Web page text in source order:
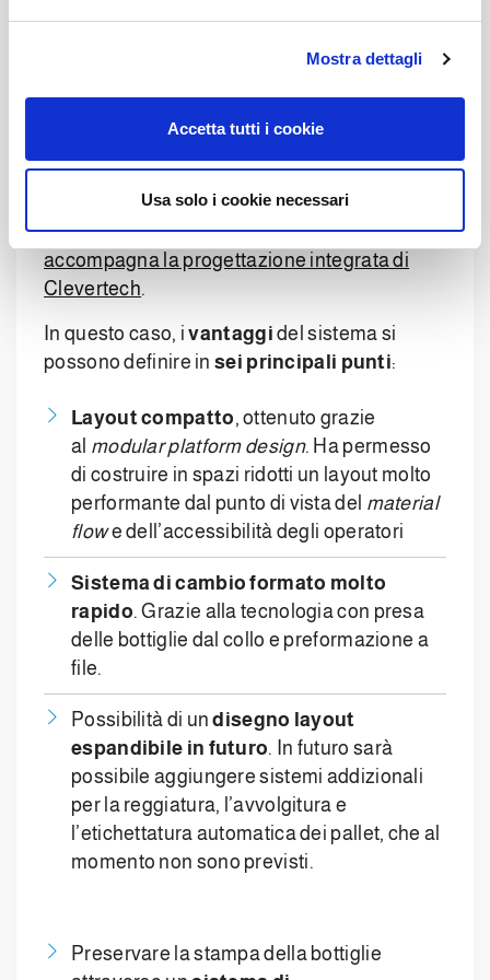
o
Mostra dettagli
Accetta tutti i cookie
Usa solo i cookie necessari
stoccaggio.
food: i plus del sistema
L’installazione del sistema ha centrato
l’obiettivo grazie all’analisi e allo studio che
accompagna la progettazione integrata di
Clevertech.
In questo caso, ivantaggi del sistema si
possono definire insei principali punti:
Layout compatto, ottenuto grazie
al modular platform design. Ha permesso
di costruire in spazi ridotti un layout molto
performante dal punto di vista del material
flowe dell’accessibilità degli operatori
Sistema di cambio formato molto
rapido. Grazie alla tecnologia con presa
delle bottiglie dal collo e preformazione a
file.
Possibilità di undisegno layout
espandibile in futuro. In futuro sarà
possibile aggiungere sistemi addizionali
per la reggiatura, l’avvolgitura e
l’etichettatura automatica dei pallet, che al
momento non sono previsti.
Preservare la stampa della bottiglie